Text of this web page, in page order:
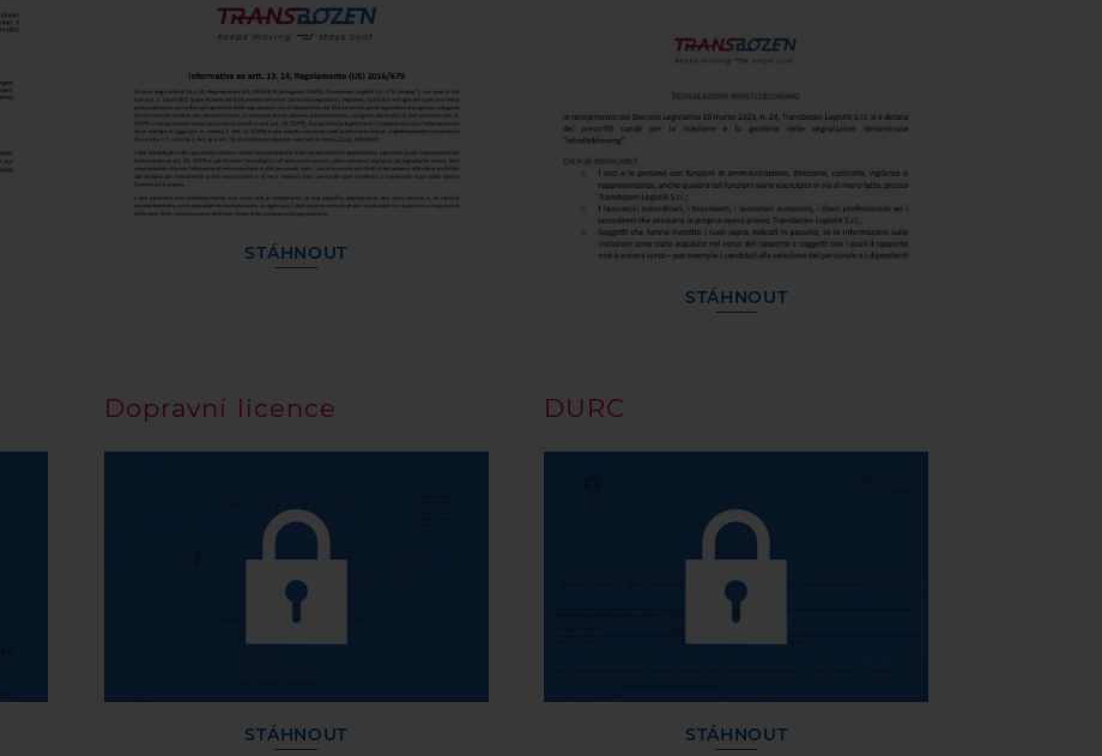
STÁHNOUT
STÁHNOUT
Dopravní licence
STÁHNOUT
DURC
STÁHNOUT